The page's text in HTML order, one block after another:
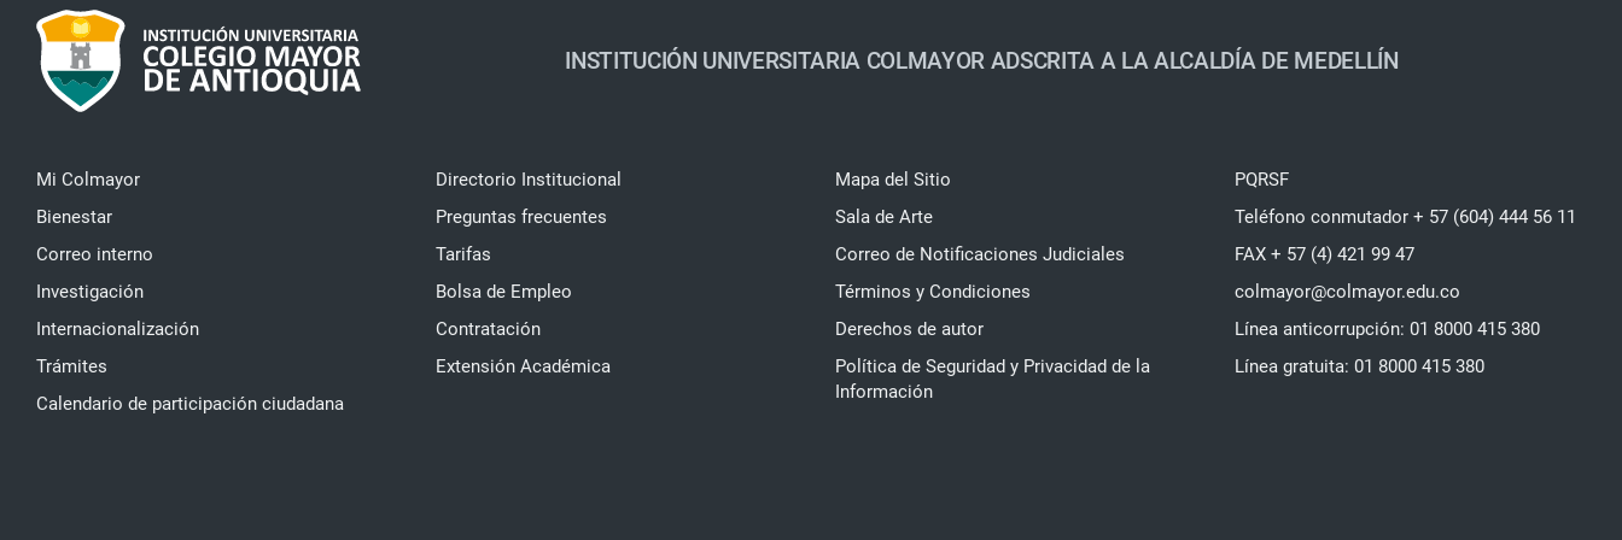
INSTITUCIÓN UNIVERSITARIA COLMAYOR ADSCRITA A LA ALCALDÍA DE MEDELLÍN
Mi Colmayor
Bienestar
Correo interno
Investigación
Internacionalización
Trámites
Calendario de participación ciudadana
Directorio Institucional
Preguntas frecuentes
Tarifas
Bolsa de Empleo
Contratación
Extensión Académica
Mapa del Sitio
Sala de Arte
Correo de Notificaciones Judiciales
Términos y Condiciones
Derechos de autor
Política de Seguridad y Privacidad de la
Información
PQRSF
Teléfono conmutador + 57 (604) 444 56 11
FAX + 57 (4) 421 99 47
colmayor@colmayor.edu.co
Línea anticorrupción: 01 8000 415 380
Línea gratuita: 01 8000 415 380